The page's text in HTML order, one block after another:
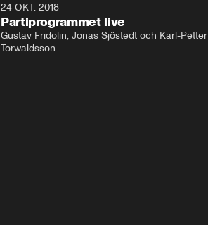
24 OKT. 2018
Partiprogrammet live
Gustav Fridolin, Jonas Sjöstedt och Karl-Petter
Torwaldsson